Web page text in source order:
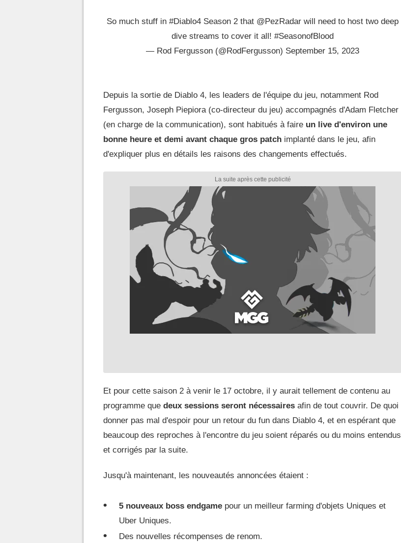
So much stuff in #Diablo4 Season 2 that @PezRadar will need to host two deep
dive streams to cover it all! #SeasonofBlood
— Rod Fergusson (@RodFergusson) September 15, 2023
Depuis la sortie de Diablo 4, les leaders de l'équipe du jeu, notamment Rod
Fergusson, Joseph Piepiora (co-directeur du jeu) accompagnés d'Adam Fletcher
(en charge de la communication), sont habitués à faire un live d'environ une
bonne heure et demi avant chaque gros patch implanté dans le jeu, afin
d'expliquer plus en détails les raisons des changements effectués.
Et pour cette saison 2 à venir le 17 octobre, il y aurait tellement de contenu au
programme que deux sessions seront nécessaires afin de tout couvrir. De quoi
donner pas mal d'espoir pour un retour du fun dans Diablo 4, et en espérant que
beaucoup des reproches à l'encontre du jeu soient réparés ou du moins entendus
et corrigés par la suite.
Jusqu'à maintenant, les nouveautés annoncées étaient :
5 nouveaux boss endgame pour un meilleur farming d'objets Uniques et
Uber Uniques.
Des nouvelles récompenses de renom.